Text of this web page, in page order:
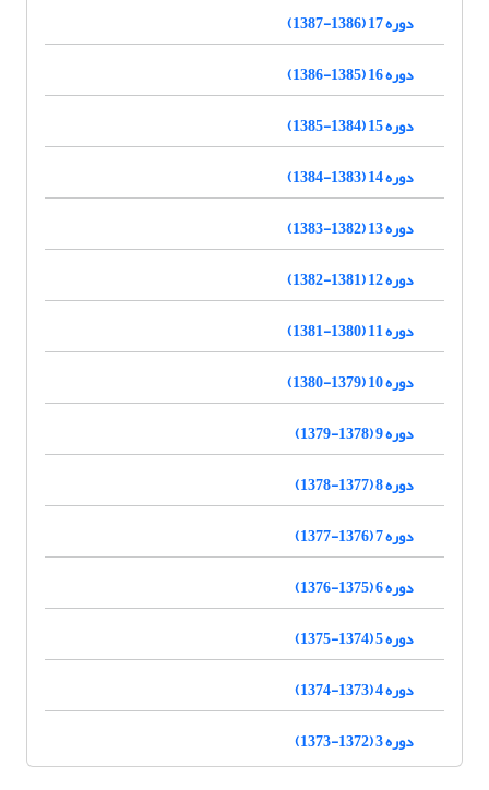
دوره 17 (1386-1387)
دوره 16 (1385-1386)
دوره 15 (1384-1385)
دوره 14 (1383-1384)
دوره 13 (1382-1383)
دوره 12 (1381-1382)
دوره 11 (1380-1381)
دوره 10 (1379-1380)
دوره 9 (1378-1379)
دوره 8 (1377-1378)
دوره 7 (1376-1377)
دوره 6 (1375-1376)
دوره 5 (1374-1375)
دوره 4 (1373-1374)
دوره 3 (1372-1373)